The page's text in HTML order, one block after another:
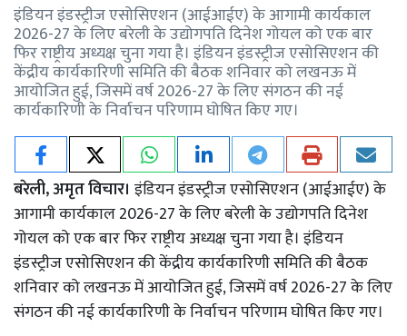
इंडियन इंडस्ट्रीज एसोसिएशन (आईआईए) के आगामी कार्यकाल
2026-27 के लिए बरेली के उद्योगपति दिनेश गोयल को एक बार
फिर राष्ट्रीय अध्यक्ष चुना गया है। इंडियन इंडस्ट्रीज एसोसिएशन की
केंद्रीय कार्यकारिणी समिति की बैठक शनिवार को लखनऊ में
आयोजित हुई, जिसमें वर्ष 2026-27 के लिए संगठन की नई
कार्यकारिणी के निर्वाचन परिणाम घोषित किए गए।
बरेली, अमृत विचार। इंडियन इंडस्ट्रीज एसोसिएशन (आईआईए) के
आगामी कार्यकाल 2026-27 के लिए बरेली के उद्योगपति दिनेश
गोयल को एक बार फिर राष्ट्रीय अध्यक्ष चुना गया है। इंडियन
इंडस्ट्रीज एसोसिएशन की केंद्रीय कार्यकारिणी समिति की बैठक
शनिवार को लखनऊ में आयोजित हुई, जिसमें वर्ष 2026-27 के लिए
संगठन की नई कार्यकारिणी के निर्वाचन परिणाम घोषित किए गए।